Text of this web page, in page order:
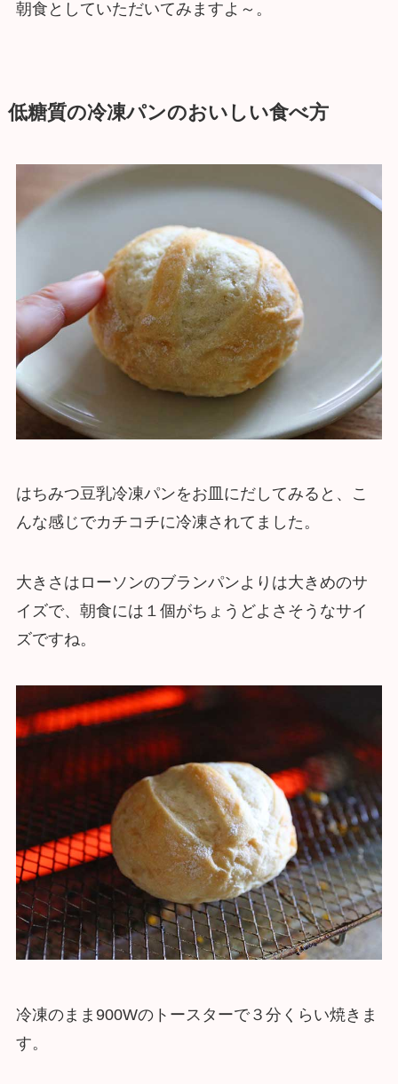
朝食としていただいてみますよ～。
低糖質の冷凍パンのおいしい食べ方
はちみつ豆乳冷凍パンをお皿にだしてみると、こ
んな感じでカチコチに冷凍されてました。
大きさはローソンのブランパンよりは大きめのサ
イズで、朝食には１個がちょうどよさそうなサイ
ズですね。
冷凍のまま900Wのトースターで３分くらい焼きま
す。